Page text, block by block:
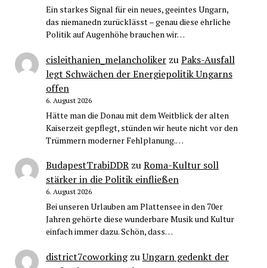
Ein starkes Signal für ein neues, geeintes Ungarn,
das niemanedn zurücklässt – genau diese ehrliche
Politik auf Augenhöhe brauchen wir…
cisleithanien_melancholikerzuPaks-Ausfall
legt Schwächen der Energiepolitik Ungarns
offen
6. August 2026
Hätte man die Donau mit dem Weitblick der alten
Kaiserzeit gepflegt, stünden wir heute nicht vor den
Trümmern moderner Fehlplanung.…
BudapestTrabiDDRzuRoma-Kultur soll
stärker in die Politik einfließen
6. August 2026
Bei unseren Urlauben am Plattensee in den 70er
Jahren gehörte diese wunderbare Musik und Kultur
einfach immer dazu. Schön, dass…
district7coworkingzuUngarn gedenkt der